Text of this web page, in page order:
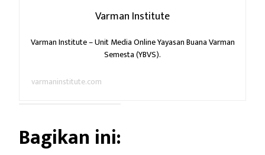
Varman Institute
Varman Institute – Unit Media Online Yayasan Buana Varman
Semesta (YBVS).
varmaninstitute.com
Bagikan ini: